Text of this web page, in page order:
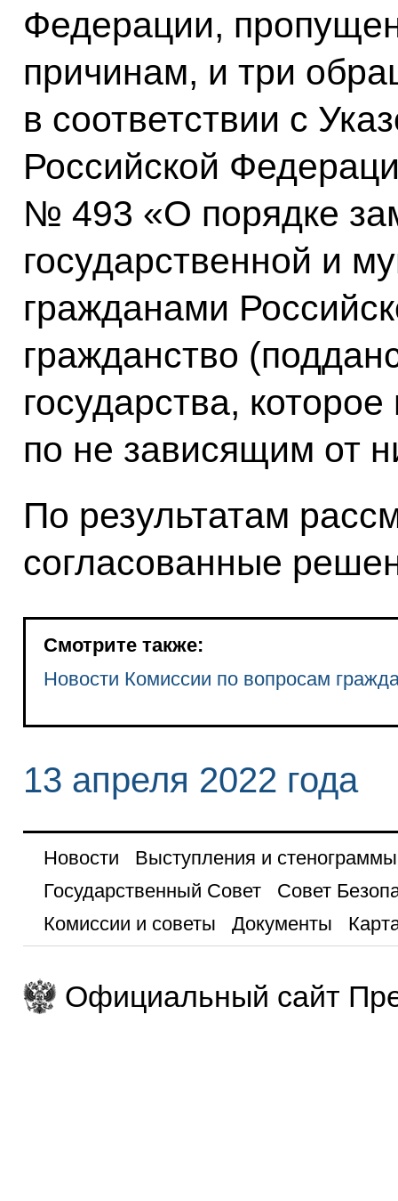
Федерации,
причинам, и три
в соответствии с
Российской
№ 493 «О порядке
государственной и
гражданами
гражданство
государства,
по не зависящим от
По результатам
согласованные
Смотрите также:
Новости Комиссии по вопросам
13 апреля 2022 года
Новости
Выступления и стенограммы
Государственный Совет
Совет
Комиссии и советы
Документы
Официальный сайт